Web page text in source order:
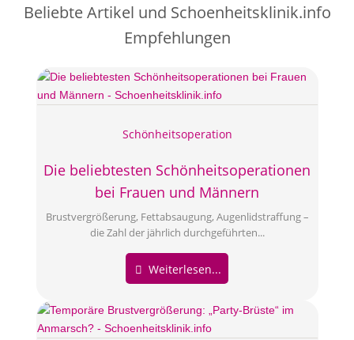
Beliebte Artikel und Schoenheitsklinik.info
Empfehlungen
Die beliebtesten Schönheitsoperationen
bei Frauen und Männern
Schönheitsoperation
Brustvergrößerung, Fettabsaugung, Augenlidstraffung –
die Zahl der jährlich durchgeführten...
Weiterlesen...